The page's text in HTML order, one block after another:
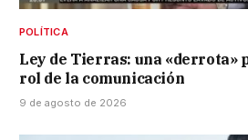
POLÍTICA
Ley de Tierras: una «derrota»
rol de la comunicación
9 de agosto de 2026